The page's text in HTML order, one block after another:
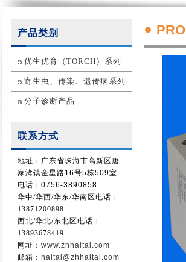
产品类别
优生优育（TORCH）系列
寄生虫、传染、遗传病系列
分子诊断产品
联系方式
地址：广东省珠海市高新区唐
家湾镇金星路16号5栋509室
电话：0756-3890858
华中/华西/华东/华南 区电话：
13871200898
西北/华北/东北区电话：
13893678419
网址： www.zhhaitai.com
邮箱： haitai@zhhaitai.com